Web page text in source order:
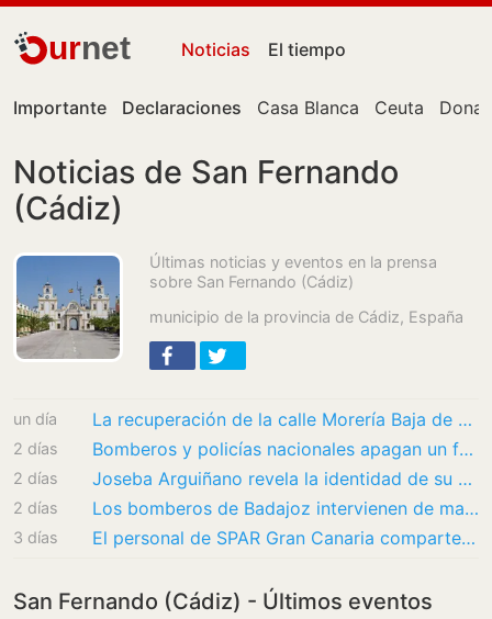
urnet Noticias El tiempo
Importante Declaraciones Casa Blanca Ceuta
Noticias de San Fernando
(Cádiz)
Últimas noticias y eventos en la prensa
sobre San Fernando (Cádiz)
municipio de la provincia de Cádiz, España
un día La recuperación de la calle Morería Baja de Cartagena sigue adelante
2 días Bomberos y policías nacionales apagan un fuego en una vivienda de Badajoz
2 días Joseba Arguiñano revela la identidad de su próximo invitado: una estrella de la televisión
2 días Los bomberos de Badajoz intervienen de madrugada por coches quemados en San Fernando y Las…
3 días El personal de SPAR Gran Canaria comparte las claves para acertar con la fruta de…
San Fernando (Cádiz) - Últimos eventos